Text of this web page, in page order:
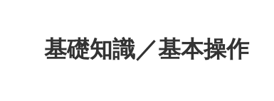
基礎知識／基本操作